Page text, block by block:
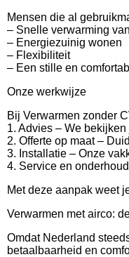
Mensen die al
– Snelle verwarming
– Energiezuinig wonen
– Flexibiliteit
– Een stille en
Onze werkwijze
Bij Verwarmen zonder
1. Advies – We
2. Offerte op maat –
3. Installatie – Onze
4. Service en
Met deze aanpak weet
Verwarmen met airco:
Omdat Nederland
betaalbaarheid en